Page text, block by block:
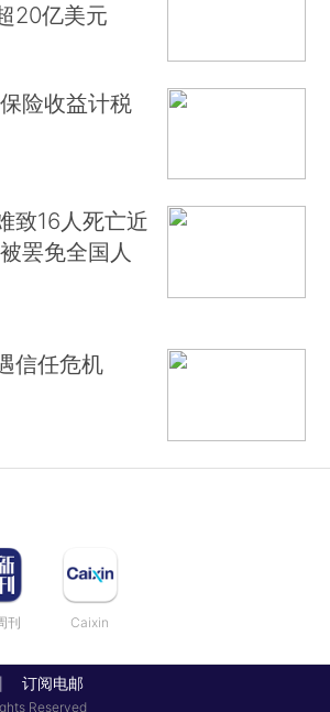
20亿美元
险收益计税
致16人死亡近
罢免全国人
信任危机
刊 Caixin
订阅电邮
Reserved